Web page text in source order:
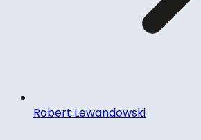
Robert Lewandowski